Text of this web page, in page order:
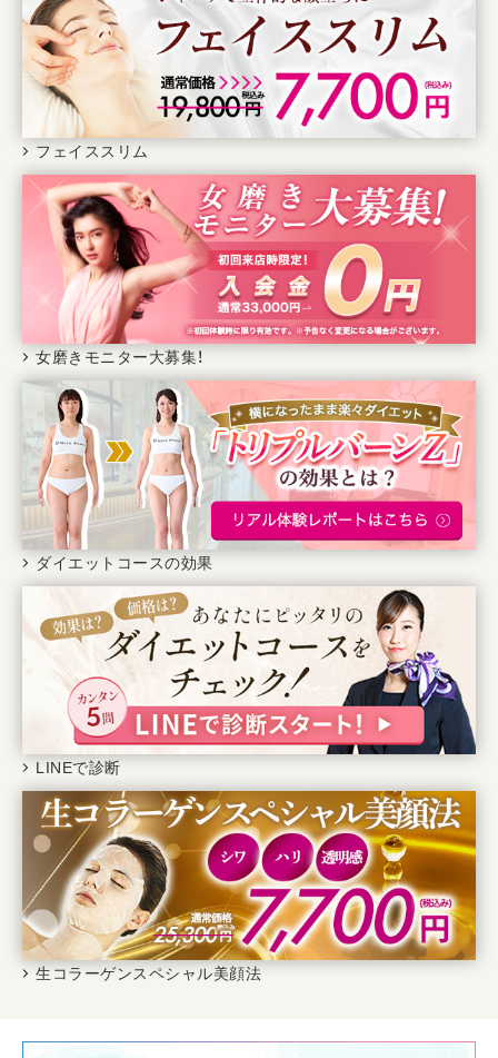
フェイススリム
女磨きモニター大募集！
ダイエットコースの効果
LINEで診断
生コラーゲンスペシャル美顔法